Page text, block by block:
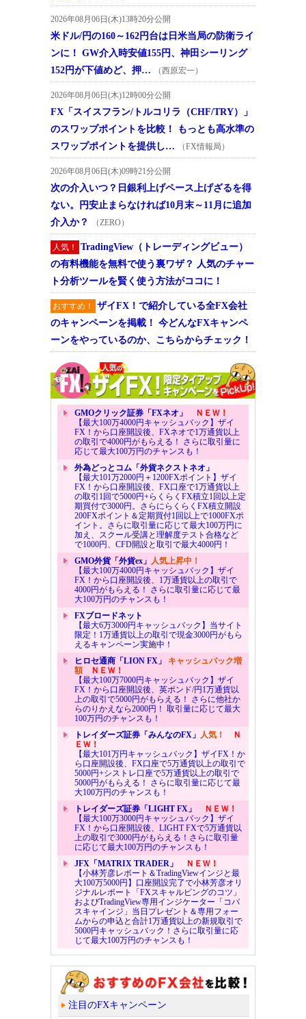
2026年08月06日(木)13時20分公開
米ドル/円の160～162円台は日米当局の防衛ライ
ンに！ GW介入時安値155円、神田シーリング
152円が下値めど、押…
（西原宏一）
2026年08月06日(木)12時00分公開
FX「スイスフラン/トルコリラ（CHF/TRY）」
のスワップポイントを比較！ もっとも高水準の
スワップポイントを提供し…
（FX情報局）
2026年08月06日(木)09時21分公開
次の介入いつ？日銀利上げペース上げざるを得
ない。円安止まらなければ10月末～11月に追加
介入か？
（ZERO）
人気！
TradingView（トレーディングビュー）
の有料機能を無料で使う裏ワザ？ 人気のチャー
ト分析ツールを賢く使う方法がココに！
おすすめ！
ザイFX！で紹介している全FX会社
のキャンペーンを掲載！ 今どんなFXキャンペ
ーンをやっているのか、こちらからチェック！
GMOクリック証券「FXネオ」
ＮＥＷ！
【最大100万4000円キャッシュバック】ザイ
FX！から口座開設後、FXネオで1万通貨以上
の取引で4000円がもらえる！ さらに取引量に
応じて最大100万円のチャンスも！
外為どっとコム「外貨ネクストネオ」
【最大101万2000円＋1200FXポイント】ザイ
FX！から口座開設後、FX口座で1万通貨以上
の取引1回で5000円+らくらくFX積立1回以上定
期買付で3000円。さらにらくらくFX積立開設
200FXポイント＆定期買付1回以上で1000FXポ
イント。さらに取引量に応じて最大100万円に
加え、スクール受講と理解度テスト合格など
で1000円、CFD開設と取引で最大4000円！
GMO外貨「外貨ex」 人気上昇中！
【最大100万4000円キャッシュバック】ザイ
FX！から口座開設後、1万通貨以上の取引で
4000円がもらえる！ さらに取引量に応じて最
大100万円のチャンスも！
FXブロードネット
【最大6万3000円キャッシュバック】当サイト
限定！1万通貨以上の取引で現金3000円がもら
えるキャンペーン実施中！
ヒロセ通商「LION FX」 キャッシュバック増
額ＮＥＷ！
【最大100万7000円キャッシュバック】ザイ
FX！から口座開設後、英ポンド/円1万通貨以
上の取引で5000円がもらえる！ さらに他社か
らのりかえなら2000円！ 取引量に応じて最大
100万円のチャンスも！
トレイダーズ証券「みんなのFX」 人気！
Ｎ
ＥＷ！
【最大101万円キャッシュバック】ザイFX！か
ら口座開設後、FX口座で5万通貨以上の取引で
5000円+シストレ口座で5万通貨以上の取引で
5000円がもらえる！ さらに取引量に応じて最
大100万円のチャンスも！
トレイダーズ証券「LIGHT FX」
ＮＥＷ！
【最大100万3000円キャッシュバック】ザイ
FX！から口座開設後、LIGHT FXで5万通貨以
上の取引で3000円がもらえる！さらに取引量
に応じて最大100万円のチャンスも！
JFX「MATRIX TRADER」
ＮＥＷ！
【小林芳彦レポート＆TradingViewインジと最
大100万5000円】口座開設完了で小林芳彦オリ
ジナルレポート「FXスキャルピングのコツ」
およびTradingView専用インジケーター「コバ
スキャインジ」当日プレゼント＆専用フォー
ムからの申込と合計1万通貨以上の新規取引で
5000円キャッシュバック！さらに取引量に応
じて最大100万円のチャンスも！
注目のFXキャンペーン